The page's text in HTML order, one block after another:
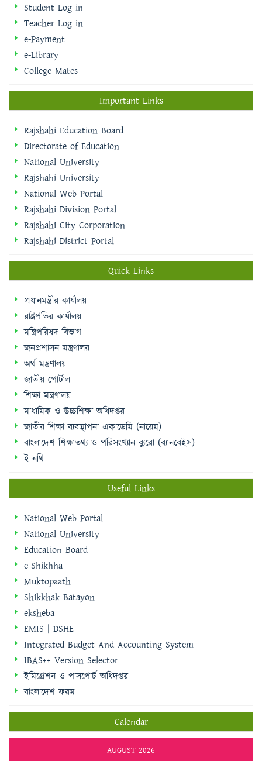
Student Log in
Teacher Log in
e-Payment
e-Library
College Mates
Important Links
Rajshahi Education Board
Directorate of Education
National University
Rajshahi University
National Web Portal
Rajshahi Division Portal
Rajshahi City Corporation
Rajshahi District Portal
Quick Links
প্রধানমন্ত্রীর কার্যালয়
রাষ্ট্রপতির কার্যালয়
মন্ত্রিপরিষদ বিভাগ
জনপ্রশাসন মন্ত্রণালয়
অর্থ মন্ত্রণালয়
জাতীয় পোর্টাল
শিক্ষা মন্ত্রণালয়
মাধ্যমিক ও উচ্চশিক্ষা অধিদপ্তর
জাতীয় শিক্ষা ব্যবস্থাপনা একাডেমি (নায়েম)
বাংলাদেশ শিক্ষাতথ্য ও পরিসংখ্যান ব্যুরো (ব্যানবেইস)
ই-নথি
Useful Links
National Web Portal
National University
Education Board
e-Shikhha
Muktopaath
Shikkhak Batayon
eksheba
EMIS | DSHE
Integrated Budget And Accounting System
IBAS++ Version Selector
ইমিগ্রেশন ও পাসপোর্ট অধিদপ্তর
বাংলাদেশ ফরম
Calendar
AUGUST 2026